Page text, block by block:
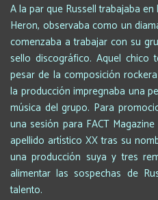
A la par que Russell trabajaba
Heron, observaba como un
comenzaba a trabajar con su
sello discográfico. Aquel chico
pesar de la composición
la producción impregnaba una
música del grupo. Para
una sesión para FACT
apellido artístico XX tras su
una producción suya y tres
alimentar las sospechas de
talento.